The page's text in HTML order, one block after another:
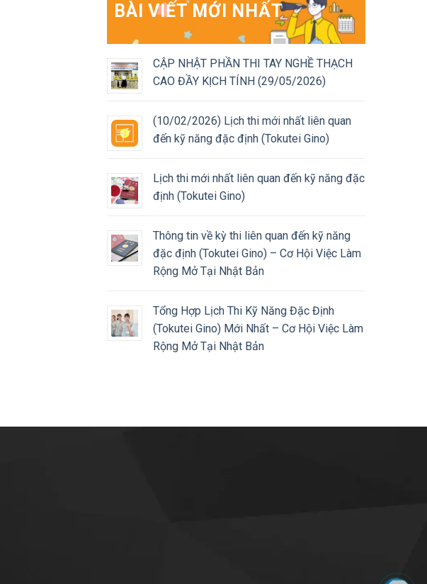
BÀI VIẾT MỚI NHẤT
CẬP NHẬT PHẦN THI TAY NGHỀ THẠCH
CAO ĐẦY KỊCH TÍNH (29/05/2026)
(10/02/2026) Lịch thi mới nhất liên quan
đến kỹ năng đặc định (Tokutei Gino)
Lịch thi mới nhất liên quan đến kỹ năng đặc
định (Tokutei Gino)
Thông tin về kỳ thi liên quan đến kỹ năng
đặc định (Tokutei Gino) – Cơ Hội Việc Làm
Rộng Mở Tại Nhật Bản
Tổng Hợp Lịch Thi Kỹ Năng Đặc Định
(Tokutei Gino) Mới Nhất – Cơ Hội Việc Làm
Rộng Mở Tại Nhật Bản